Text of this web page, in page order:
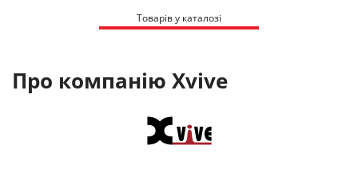
Товарів у каталозі
Про компанію Xvive